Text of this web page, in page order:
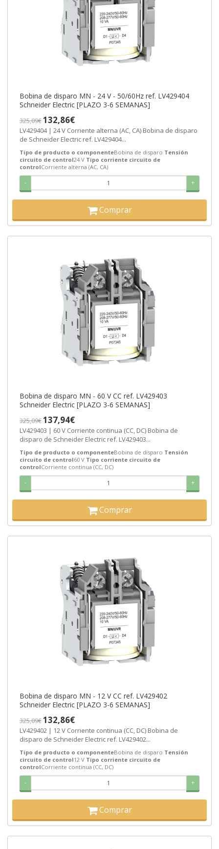
Bobina de disparo MN - 24 V - 50/60Hz ref. LV429404
Schneider Electric [PLAZO 3-6 SEMANAS]
325,09€132,86€
LV429404 | 24 V Corriente alterna (AC, CA) Bobina de disparo
de Schneider Electric ref. LV429404...
Tipo de producto o componenteBobina de disparo Tensión
circuito de control24 V Tipo corriente circuito de
controlCorriente alterna (AC, CA)
- +
Comprar
Bobina de disparo MN - 60 V CC ref. LV429403
Schneider Electric [PLAZO 3-6 SEMANAS]
325,09€137,94€
LV429403 | 60 V Corriente continua (CC, DC) Bobina de
disparo de Schneider Electric ref. LV429403...
Tipo de producto o componenteBobina de disparo Tensión
circuito de control60 V Tipo corriente circuito de
controlCorriente continua (CC, DC)
- +
Comprar
Bobina de disparo MN - 12 V CC ref. LV429402
Schneider Electric [PLAZO 3-6 SEMANAS]
325,09€132,86€
LV429402 | 12 V Corriente continua (CC, DC) Bobina de
disparo de Schneider Electric ref. LV429402...
Tipo de producto o componenteBobina de disparo Tensión
circuito de control12 V Tipo corriente circuito de
controlCorriente continua (CC, DC)
- +
Comprar